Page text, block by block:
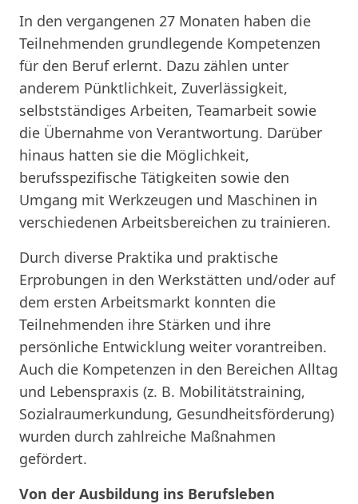
In den vergangenen 27 Monaten haben die
Teilnehmenden grundlegende Kompetenzen
für den Beruf erlernt. Dazu zählen unter
anderem Pünktlichkeit, Zuverlässigkeit,
selbstständiges Arbeiten, Teamarbeit sowie
die Übernahme von Verantwortung. Darüber
hinaus hatten sie die Möglichkeit,
berufsspezifische Tätigkeiten sowie den
Umgang mit Werkzeugen und Maschinen in
verschiedenen Arbeitsbereichen zu trainieren.
Durch diverse Praktika und praktische
Erprobungen in den Werkstätten und/oder auf
dem ersten Arbeitsmarkt konnten die
Teilnehmenden ihre Stärken und ihre
persönliche Entwicklung weiter vorantreiben.
Auch die Kompetenzen in den Bereichen Alltag
und Lebenspraxis (z. B. Mobilitätstraining,
Sozialraumerkundung, Gesundheitsförderung)
wurden durch zahlreiche Maßnahmen
gefördert.
Von der Ausbildung ins Berufsleben